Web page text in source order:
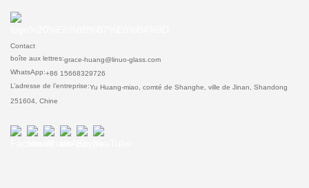
Contact
boîte aux lettres:grace-huang@linuo-glass.com
WhatsApp:+86 15668329726
L’adresse de l’entreprise:Yu Huang-miao, comté de Shanghe, ville de Jinan, Shandong
251604, Chine